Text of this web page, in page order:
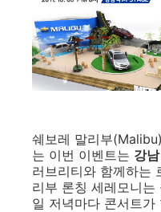
쉐보레 말리부
는 이번 이벤트는 강
러브리티와 함께하는
리부 론칭 세레모니는
일 저녁마다 콘서트